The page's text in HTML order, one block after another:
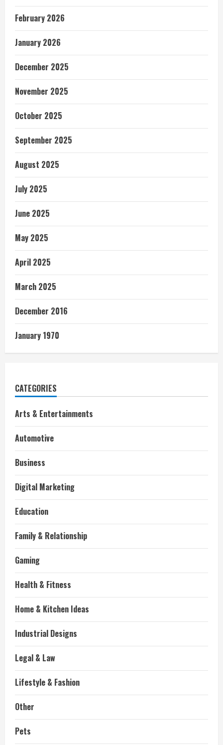
February 2026
January 2026
December 2025
November 2025
October 2025
September 2025
August 2025
July 2025
June 2025
May 2025
April 2025
March 2025
December 2016
January 1970
CATEGORIES
Arts & Entertainments
Automotive
Business
Digital Marketing
Education
Family & Relationship
Gaming
Health & Fitness
Home & Kitchen Ideas
Industrial Designs
Legal & Law
Lifestyle & Fashion
Other
Pets